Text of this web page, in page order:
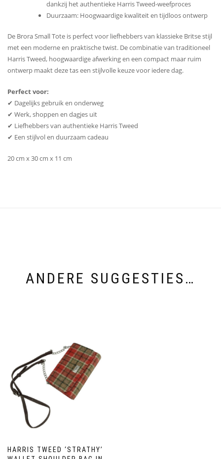
dankzij het authentieke Harris Tweed-weefproces
Duurzaam: Hoogwaardige kwaliteit en tijdloos ontwerp
De Brora Small Tote is perfect voor liefhebbers van klassieke Britse stijl
met een moderne en praktische twist. De combinatie van traditioneel
Harris Tweed, hoogwaardige afwerking en een compact maar ruim
ontwerp maakt deze tas een stijlvolle keuze voor iedere dag.
Perfect voor:
✔ Dagelijks gebruik en onderweg
✔ Werk, shoppen en dagjes uit
✔ Liefhebbers van authentieke Harris Tweed
✔ Een stijlvol en duurzaam cadeau
20 cm x 30 cm x 11 cm
ANDERE SUGGESTIES…
HARRIS TWEED ‘STRATHY’